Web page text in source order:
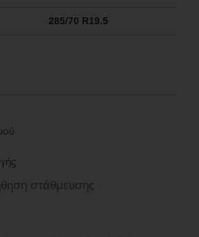
285/70 R19.5
στάθμευσης